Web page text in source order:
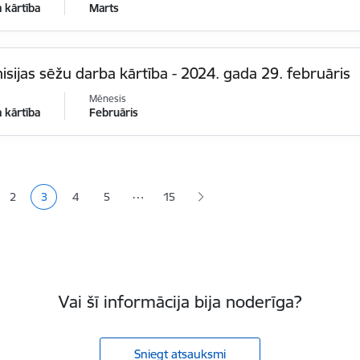
kārtība Marts
sēžu darba kārtība - 2024. gada 29. februāris
kārtība
Mēnesis
Februāris
Lapa
2 Pašreizējā lapa
3 Lapa
4 Lapa
5 … 15
Vai šī informācija bija noderīga?
Sniegt atsauksmi